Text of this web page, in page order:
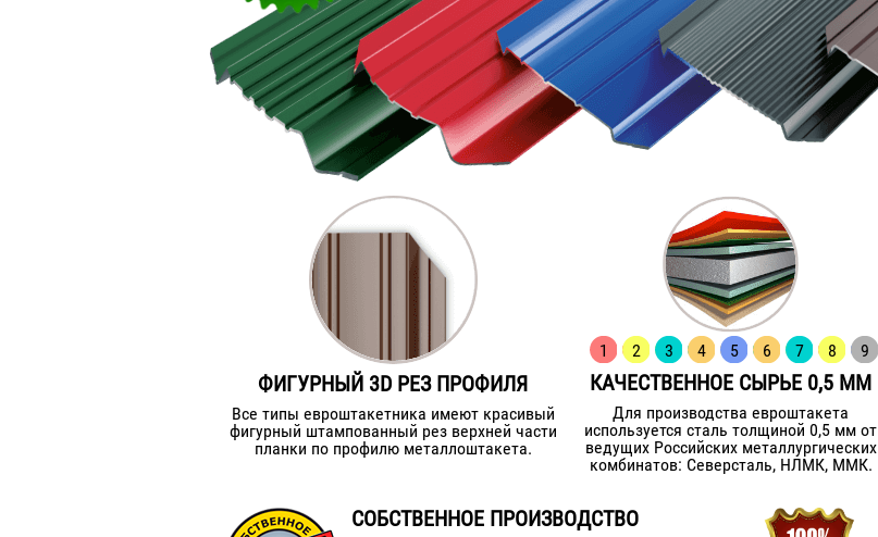
ФИГУРНЫЙ 3D РЕЗ ПРОФИЛЯ
Все типы евроштакетника имеют красивый
фигурный штампованный рез верхней части
планки по профилю металлоштакета.
1 2 3 4 5 6 7 8 9
КАЧЕСТВЕННОЕ СЫРЬЕ 0,5 ММ
Для производства евроштакета
используется сталь толщиной 0,5 мм от
ведущих Российских металлургических
комбинатов: Северсталь, НЛМК, ММК.
СОБСТВЕННОЕ ПРОИЗВОДСТВО